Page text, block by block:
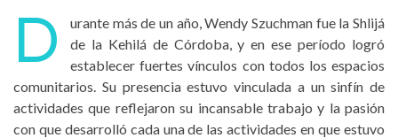
D
urante más de un año, Wendy Szuchman fue la Shlijá
de la Kehilá de Córdoba, y en ese período logró
establecer fuertes vínculos con todos los espacios
comunitarios. Su presencia estuvo vinculada a un sinfín de
actividades que reflejaron su incansable trabajo y la pasión
con que desarrolló cada una de las actividades en que estuvo